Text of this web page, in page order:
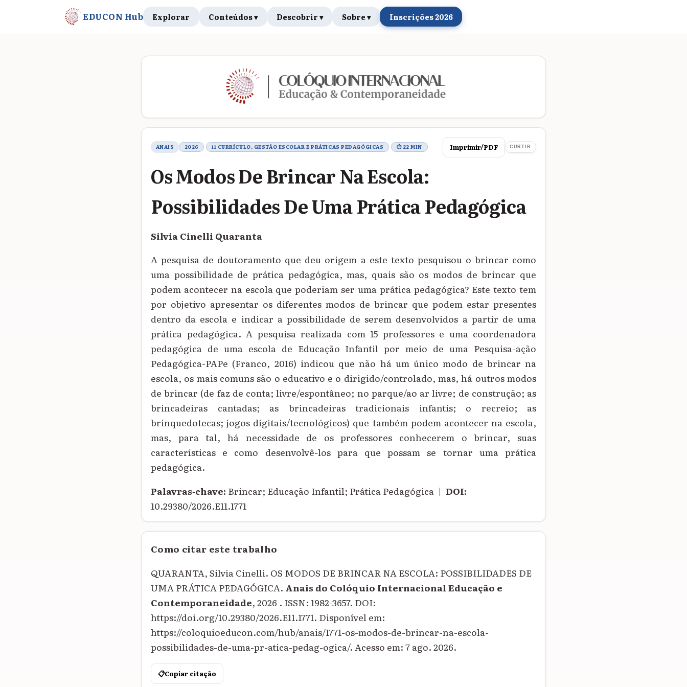
EDUCON Hub Explorar Conteúdos ▾ Descobrir ▾ Sobre ▾ Inscrições 2026
ANAIS 2026 11 CURRÍCULO, GESTÃO ESCOLAR E PRÁTICAS PEDAGÓGICAS ⏱ 22 MIN Imprimir/PDF CURTIR
Os Modos De Brincar Na Escola:
Possibilidades De Uma Prática Pedagógica
Silvia Cinelli Quaranta
A pesquisa de doutoramento que deu origem a este texto pesquisou o brincar como
uma possibilidade de prática pedagógica, mas, quais são os modos de brincar que
podem acontecer na escola que poderiam ser uma prática pedagógica? Este texto tem
por objetivo apresentar os diferentes modos de brincar que podem estar presentes
dentro da escola e indicar a possibilidade de serem desenvolvidos a partir de uma
prática pedagógica. A pesquisa realizada com 15 professores e uma coordenadora
pedagógica de uma escola de Educação Infantil por meio de uma Pesquisa-ação
Pedagógica-PAPe (Franco, 2016) indicou que não há um único modo de brincar na
escola, os mais comuns são o educativo e o dirigido/controlado, mas, há outros modos
de brincar (de faz de conta; livre/espontâneo; no parque/ao ar livre; de construção; as
brincadeiras cantadas; as brincadeiras tradicionais infantis; o recreio; as
brinquedotecas; jogos digitais/tecnológicos) que também podem acontecer na escola,
mas, para tal, há necessidade de os professores conhecerem o brincar, suas
características e como desenvolvê-los para que possam se tornar uma prática
pedagógica.
Palavras‑chave: Brincar; Educação Infantil; Prática Pedagógica | DOI:
10.29380/2026.E11.1771
Como citar este trabalho
QUARANTA, Silvia Cinelli. OS MODOS DE BRINCAR NA ESCOLA: POSSIBILIDADES DE
UMA PRÁTICA PEDAGÓGICA. Anais do Colóquio Internacional Educação e
Contemporaneidade, 2026 . ISSN: 1982-3657. DOI:
https://doi.org/10.29380/2026.E11.1771. Disponível em:
https://coloquioeducon.com/hub/anais/1771-os-modos-de-brincar-na-escola-
possibilidades-de-uma-pr-atica-pedag-ogica/. Acesso em: 7 ago. 2026.
📋Copiar citação